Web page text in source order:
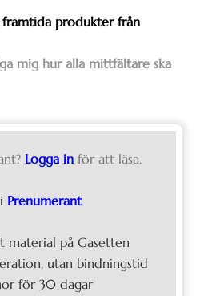
framtida produkter från
mig hur alla mittfältare ska
Logga in för att läsa.
Prenumerant
material på Gasetten
utan bindningstid
för 30 dagar